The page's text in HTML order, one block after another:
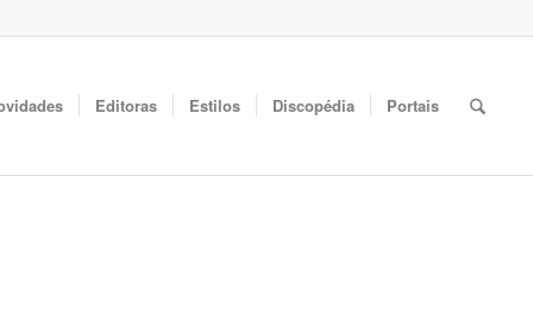
Editoras Estilos Discopédia Portais